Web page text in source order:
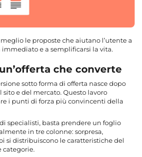
le proposte che aiutano l’utente a
e a semplificarsi la vita.
che converte
sotto forma di offerta nasce dopo
sito e del mercato. Questo lavoro
i punti di forza più convincenti della
specialisti, basta prendere un foglio
in tre colonne: sorpresa,
si distribuiscono le caratteristiche del
categorie.